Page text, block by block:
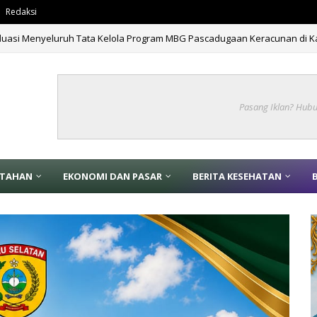
Redaksi
666 Tahun Islam Masuk Papua di Fakfak BERITA
Pasang Iklan?
EKONOMI DAN PASAR BERITA KESEHATAN